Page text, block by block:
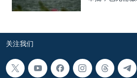
关注我们